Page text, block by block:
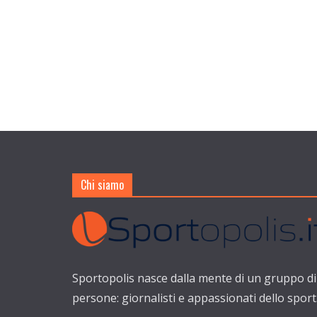
Chi siamo
Sportopolis nasce dalla mente di un gruppo di
persone: giornalisti e appassionati dello